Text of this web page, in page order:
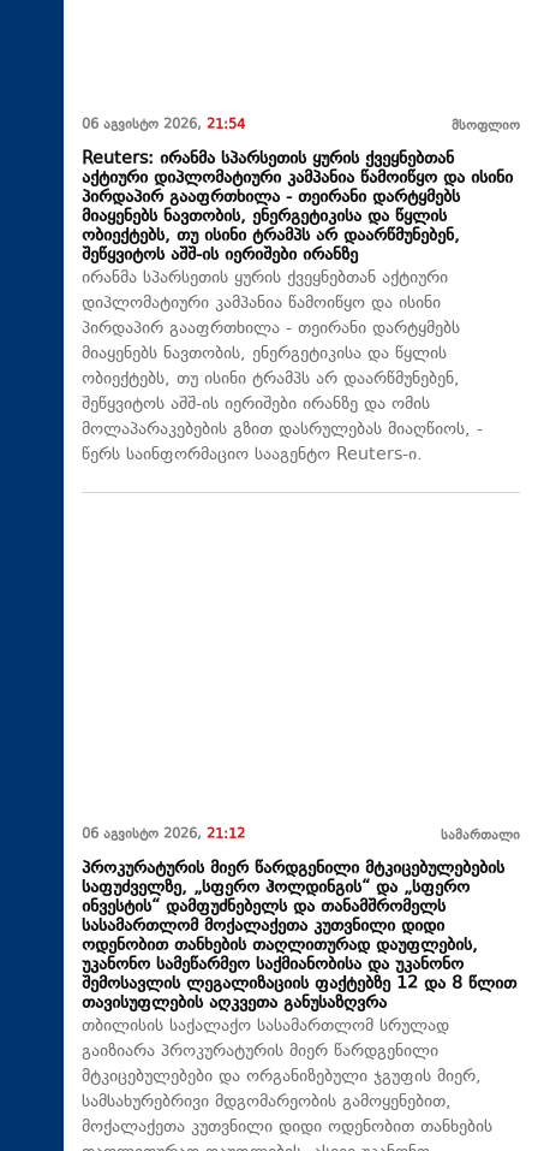
06 აგვისტო 2026, 21:54 მსოფლიო
Reuters: ირანმა სპარსეთის ყურის ქვეყნებთან
აქტიური დიპლომატიური კამპანია წამოიწყო და ისინი
პირდაპირ გააფრთხილა - თეირანი დარტყმებს
მიაყენებს ნავთობის, ენერგეტიკისა და წყლის
ობიექტებს, თუ ისინი ტრამპს არ დაარწმუნებენ,
შეწყვიტოს აშშ-ის იერიშები ირანზე
ირანმა სპარსეთის ყურის ქვეყნებთან აქტიური
დიპლომატიური კამპანია წამოიწყო და ისინი
პირდაპირ გააფრთხილა - თეირანი დარტყმებს
მიაყენებს ნავთობის, ენერგეტიკისა და წყლის
ობიექტებს, თუ ისინი ტრამპს არ დაარწმუნებენ,
შეწყვიტოს აშშ-ის იერიშები ირანზე და ომის
მოლაპარაკებების გზით დასრულებას მიაღწიოს, -
წერს საინფორმაციო სააგენტო Reuters-ი.
06 აგვისტო 2026, 21:12 სამართალი
პროკურატურის მიერ წარდგენილი მტკიცებულებების
საფუძველზე, „სფერო ჰოლდინგის“ და „სფერო
ინვესტის“ დამფუძნებელს და თანამშრომელს
სასამართლომ მოქალაქეთა კუთვნილი დიდი
ოდენობით თანხების თაღლითურად დაუფლების,
უკანონო სამეწარმეო საქმიანობისა და უკანონო
შემოსავლის ლეგალიზაციის ფაქტებზე 12 და 8 წლით
თავისუფლების აღკვეთა განუსაზღვრა
თბილისის საქალაქო სასამართლომ სრულად
გაიზიარა პროკურატურის მიერ წარდგენილი
მტკიცებულებები და ორგანიზებული ჯგუფის მიერ,
სამსახურებრივი მდგომარეობის გამოყენებით,
მოქალაქეთა კუთვნილი დიდი ოდენობით თანხების